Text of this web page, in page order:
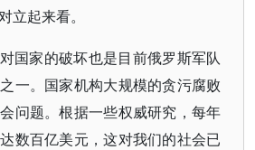
立起来看。
国家的破坏也是目前俄罗斯军队
一。国家机构大规模的贪污腐败
问题。根据一些权威研究，每年
数百亿美元，这对我们的社会已